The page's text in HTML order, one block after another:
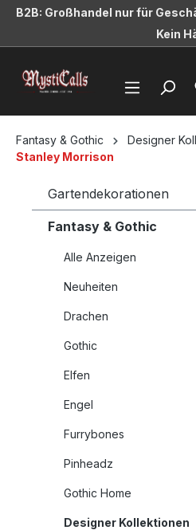
springen
B2B: Großhandel nur für
Kein
Fantasy & Gothic
Designer
Stanley Morrison
Gartendekorationen
Fantasy & Gothic
Alle Anzeigen
Neuheiten
Drachen
Gothic
Elfen
Engel
Furrybones
Pinheadz
Gothic Home
Designer Kollektionen